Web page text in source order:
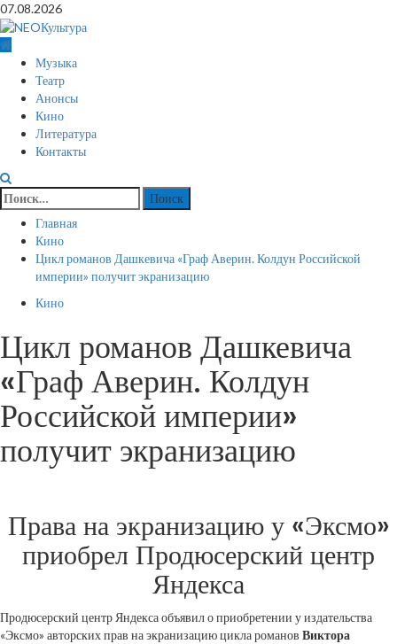
Перейти
к
содержимому
07.08.2026
Основное
меню
Музыка
Театр
Анонсы
Кино
Литература
Контакты
Найти:
Главная
Кино
Цикл романов Дашкевича «Граф Аверин. Колдун Российской
империи» получит экранизацию
Кино
Цикл романов Дашкевича
«Граф Аверин. Колдун
Российской империи»
получит экранизацию
Права на экранизацию у «Эксмо»
приобрел Продюсерский центр
Яндекса
Продюсерский центр Яндекса объявил о приобретении у издательства
«Эксмо» авторских прав на экранизацию цикла романов Виктора